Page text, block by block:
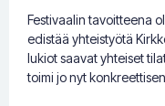
Festivaalin tavoitteena
edistää yhteistyötä
lukiot saavat yhteiset
toimi jo nyt